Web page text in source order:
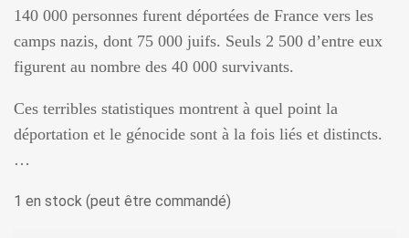
140 000 personnes furent déportées de France vers les
camps nazis, dont 75 000 juifs. Seuls 2 500 d’entre eux
figurent au nombre des 40 000 survivants.
Ces terribles statistiques montrent à quel point la
déportation et le génocide sont à la fois liés et distincts.
…
1 en stock (peut être commandé)